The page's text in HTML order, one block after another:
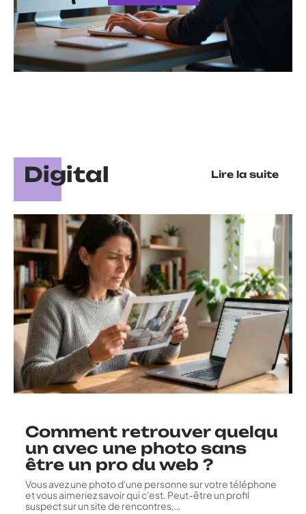
Digital Lire la suite
Comment retrouver quelqu
un avec une photo sans
être un pro du web ?
Vous avez une photo d'une personne sur votre téléphone
et vous aimeriez savoir qui c'est. Peut-être un profil
suspect sur un site de rencontres,…